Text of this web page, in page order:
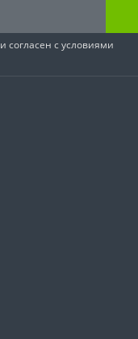
и согласен с условиями